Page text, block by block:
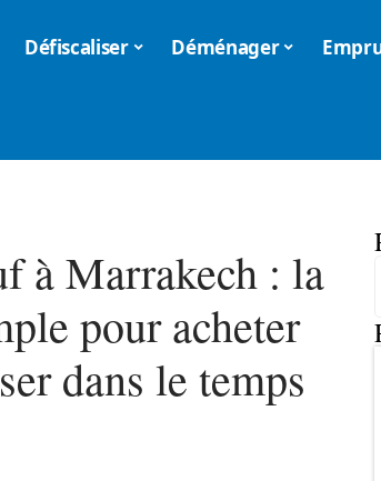
Défiscaliser Déménager
à Marrakech : la
pour acheter
dans le temps